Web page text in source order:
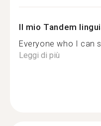
Il mio Tandem
Everyone who I can
Leggi di più